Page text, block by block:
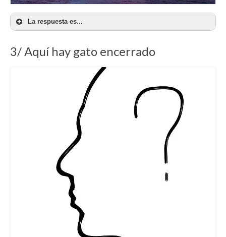
La respuesta es...
d) Estar en las nubes,
un peine. También estar en la inopia.
No enterarse
En français: Être dans les nuages.
3/ Aquí hay gato encerrado